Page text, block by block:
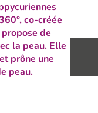
, co-créée
de
la peau. Elle
prône une
peau.